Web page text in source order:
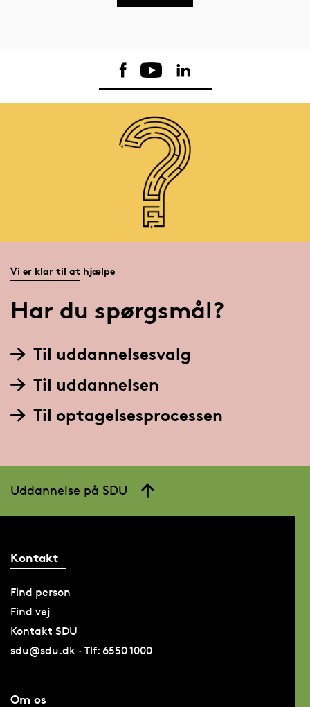
Vi er klar til at hjælpe
Har du spørgsmål?
Til uddannelsesvalg
Til uddannelsen
Til optagelsesprocessen
Uddannelse på SDU
Kontakt
Find person
Find vej
Kontakt SDU
sdu@sdu.dk · Tlf: 6550 1000
Om os